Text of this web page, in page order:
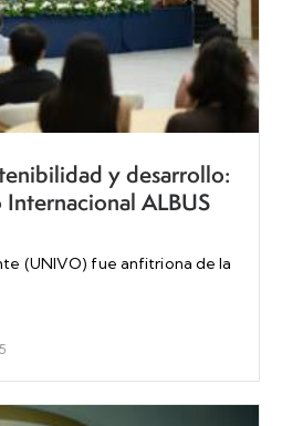
y desarrollo:
ALBUS
(UNIVO) fue anfitriona de la